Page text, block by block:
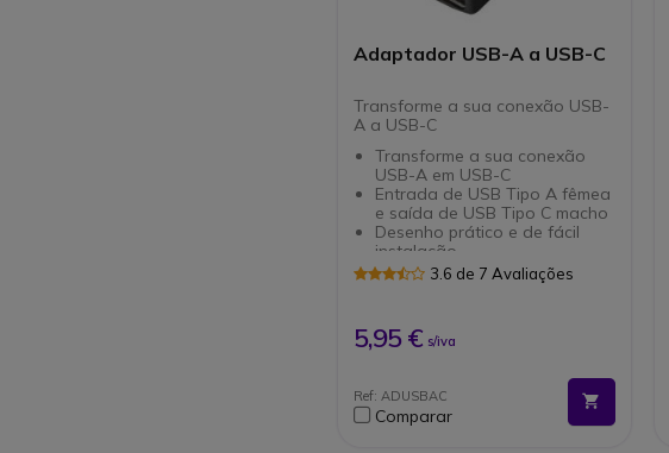
Adaptador USB-A a USB-C
Transforme a sua conexão USB-
A a USB-C
Transforme a sua conexão
USB-A em USB-C
Entrada de USB Tipo A fêmea
e saída de USB Tipo C macho
Desenho prático e de fácil
instalação
Perfeito para auriculares, HUB,
3.6 de 7 Avaliações
5,95 € s/iva
Ref: ADUSBAC
Comparar